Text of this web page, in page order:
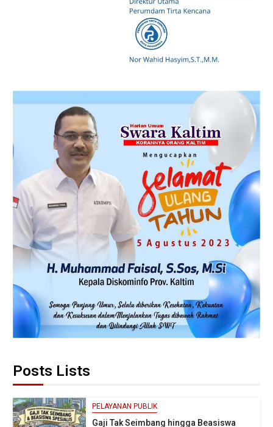
Posts Lists
PELAYANAN PUBLIK
Gaji Tak Seimbang hingga Beasiswa